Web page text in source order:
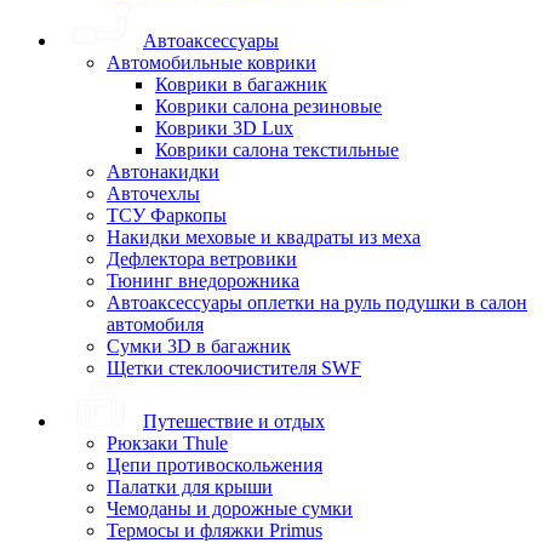
Автоаксессуары
Автомобильные коврики
Коврики в багажник
Коврики салона резиновые
Коврики 3D Lux
Коврики салона текстильные
Автонакидки
Авточехлы
ТСУ Фаркопы
Накидки меховые и квадраты из меха
Дефлектора ветровики
Тюнинг внедорожника
Автоаксессуары оплетки на руль подушки в салон
автомобиля
Сумки 3D в багажник
Щетки стеклоочистителя SWF
Путешествие и отдых
Рюкзаки Thule
Цепи противоскольжения
Палатки для крыши
Чемоданы и дорожные сумки
Термосы и фляжки Primus